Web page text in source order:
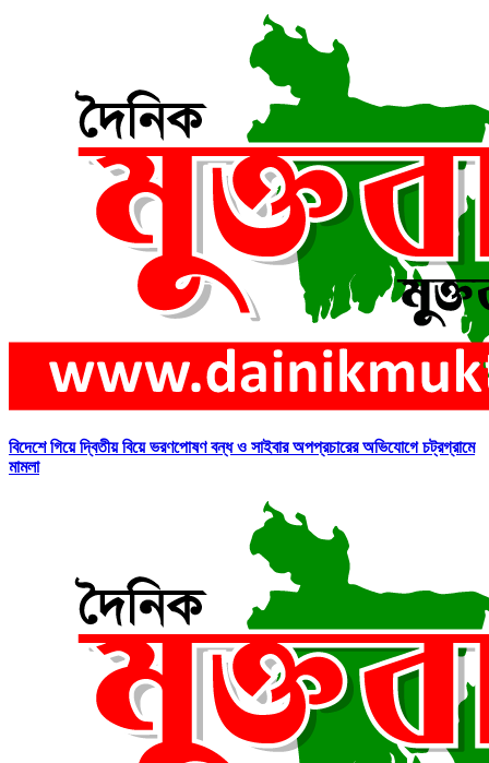
বিদেশে গিয়ে দ্বিতীয় বিয়ে ভরণপোষণ বন্ধ ও সাইবার অপপ্রচারের অভিযোগে চট্রগ্রামে
মামলা